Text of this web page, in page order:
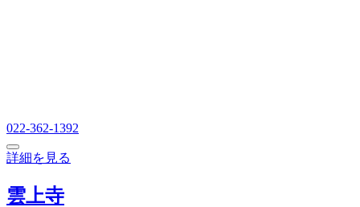
022-362-1392
詳細を見る
雲上寺